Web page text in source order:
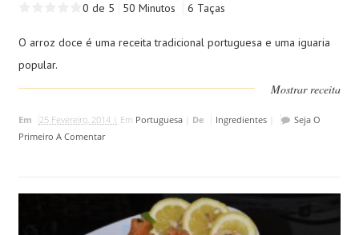
0 de 5 50 Minutos 6 Taças
O arroz doce é uma receita tradicional portuguesa e uma iguaria
popular.
Mostrar receita
Em 25 Fevereiro, 2014 | Em Portuguesa| De Ingredientes|
Seja O
Primeiro A Comentar